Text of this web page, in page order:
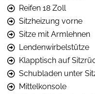
Reifen 18 Zoll
Sitzheizung vorne
Sitze mit Armlehnen
Lendenwirbelstütze
Klapptisch auf
Schubladen unter
Mittelkonsole